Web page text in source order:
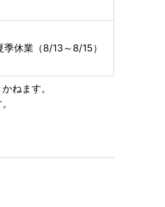
休業（8/13～8/15）
ねます。